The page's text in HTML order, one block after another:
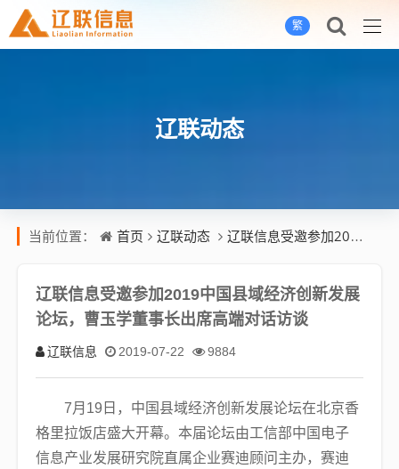
繁
辽联动态
当前位置： 首页 辽联动态 辽联信息受邀参加2019中国县域经济创新发展论坛，曹玉学董事长出席高端对话访谈
辽联信息受邀参加2019中国县域经济创新发展
论坛，曹玉学董事长出席高端对话访谈
辽联信息 2019-07-22 9884
7月19日，中国县域经济创新发展论坛在北京香
格里拉饭店盛大开幕。本届论坛由工信部中国电子
信息产业发展研究院直属企业赛迪顾问主办，赛迪